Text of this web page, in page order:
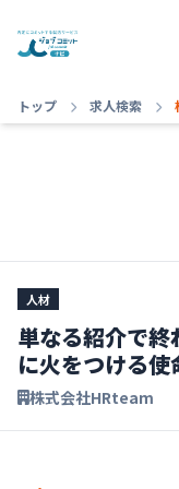
トップ 求人検索
人材
単なる紹介で終
に火をつける使
株式会社HRteam